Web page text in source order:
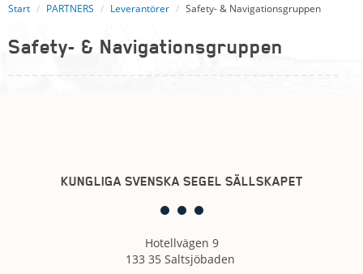
Start PARTNERS Leverantörer Safety- & Navigationsgruppen
Safety- & Navigationsgruppen
KUNGLIGA SVENSKA SEGEL SÄLLSKAPET
Hotellvägen 9
133 35 Saltsjöbaden